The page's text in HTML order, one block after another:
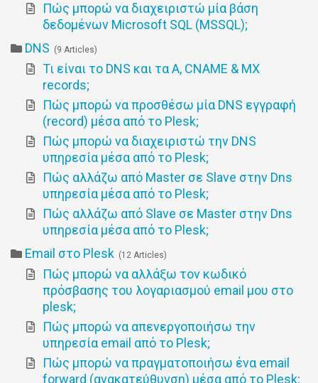
Πώς μπορώ να διαχειριστώ μία βάση
δεδομένων Microsoft SQL (MSSQL);
DNS
9 Articles
Τι είναι το DNS και τα A, CNAME & MX
records;
Πώς μπορώ να προσθέσω μία DNS εγγραφή
(record) μέσα από το Plesk;
Πώς μπορώ να διαχειριστώ την DNS
υπηρεσία μέσα από το Plesk;
Πώς αλλάζω από Master σε Slave στην Dns
υπηρεσία μέσα από το Plesk;
Πώς αλλάζω από Slave σε Master στην Dns
υπηρεσία μέσα από το Plesk;
Email στο Plesk
12 Articles
Πώς μπορώ να αλλάξω τον κωδικό
πρόσβασης του λογαριασμού email μου στο
plesk;
Πώς μπορώ να απενεργοποιήσω την
υπηρεσία email από το Plesk;
Πώς μπορώ να πραγματοποιήσω ένα email
forward (ανακατεύθυνση) μέσα από το Plesk;